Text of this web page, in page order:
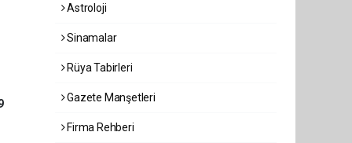
Astroloji
Sinamalar
Rüya Tabirleri
Gazete Manşetleri
Firma Rehberi